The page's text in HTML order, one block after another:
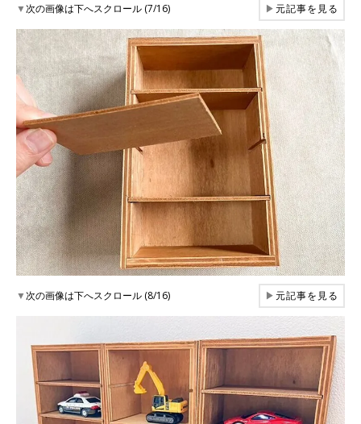
▼次の画像は下へスクロール (7/16) ▶元記事を見る
▼次の画像は下へスクロール (8/16) ▶元記事を見る